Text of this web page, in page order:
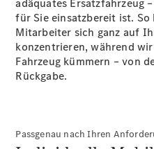
Service-
und
Garantie-
Pakete
Mobile
Service
adäquates Ersatzfahrzeug
für Sie einsatzbereit ist.
Mitarbeiter sich ganz auf
konzentrieren, während
Fahrzeug kümmern – von
Rückgabe.
Passgenau nach Ihren